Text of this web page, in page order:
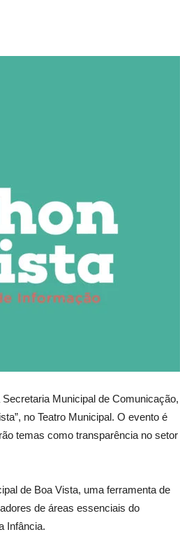
Municipal de Comunicação,
no Teatro Municipal. O evento é
temas como transparência no setor
de Boa Vista, uma ferramenta de
de áreas essenciais do
Infância.